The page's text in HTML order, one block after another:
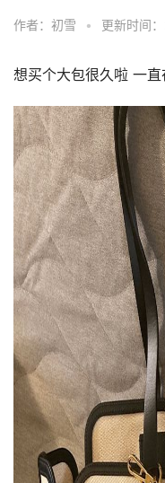
作者：初雪 • 更新时间
想买个大包很久啦 一